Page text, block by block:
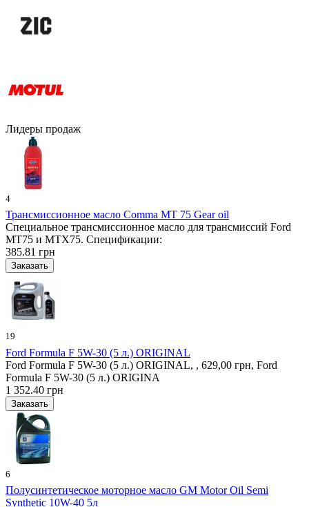
Лидеры продаж
4
Трансмиссионное масло Comma MT 75 Gear oil
Специальное трансмиссионное масло для трансмиссий Ford
MT75 и MTX75. Спецификации:
385.81 грн
19
Ford Formula F 5W-30 (5 л.) ORIGINAL
Ford Formula F 5W-30 (5 л.) ORIGINAL, , 629,00 грн, Ford
Formula F 5W-30 (5 л.) ORIGINA
1 352.40 грн
6
Полусинтетическое моторное масло GM Motor Oil Semi
Synthetic 10W-40 5л